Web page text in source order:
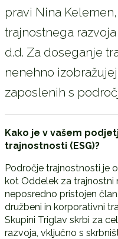
pravi Nina
trajnostnega
d.d. Za doseganje
nenehno
zaposlenih s
Kako je v vašem
trajnostnosti (ESG)?
Področje trajnostnosti je
kot Oddelek za trajnostni
neposredno pristojen
družbeni in korporativni
Skupini Triglav skrbi za
razvoja, vključno s